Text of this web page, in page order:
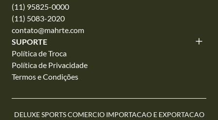
(11) 95825-0000
(11) 5083-2020
contato@mahrte.com
SUPORTE
Política de Troca
Política de Privacidade
Termos e Condições
DELUXE SPORTS COMERCIO IMPORTACAO E EXPORTACAO